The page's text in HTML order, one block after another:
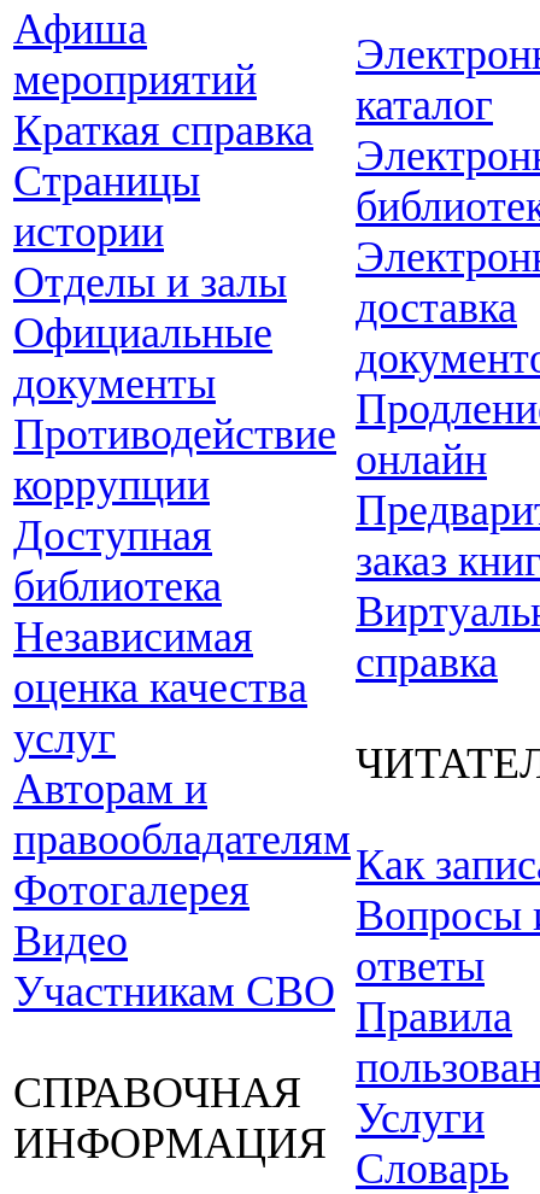
Афиша
мероприятий
Краткая справка
Страницы
истории
Отделы и залы
Официальные
документы
Противодействие
коррупции
Доступная
библиотека
Независимая
оценка качества
услуг
Авторам и
правообладателям
Фотогалерея
Видео
Участникам СВО
СПРАВОЧНАЯ
ИНФОРМАЦИЯ
каталог
доставка
онлайн
заказ
справка
Как
Вопросы
ответы
Правила
Услуги
Словарь